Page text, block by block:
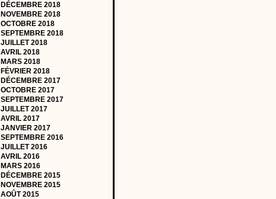
DÉCEMBRE 2018
NOVEMBRE 2018
OCTOBRE 2018
SEPTEMBRE 2018
JUILLET 2018
AVRIL 2018
MARS 2018
FÉVRIER 2018
DÉCEMBRE 2017
OCTOBRE 2017
SEPTEMBRE 2017
JUILLET 2017
AVRIL 2017
JANVIER 2017
SEPTEMBRE 2016
JUILLET 2016
AVRIL 2016
MARS 2016
DÉCEMBRE 2015
NOVEMBRE 2015
AOÛT 2015